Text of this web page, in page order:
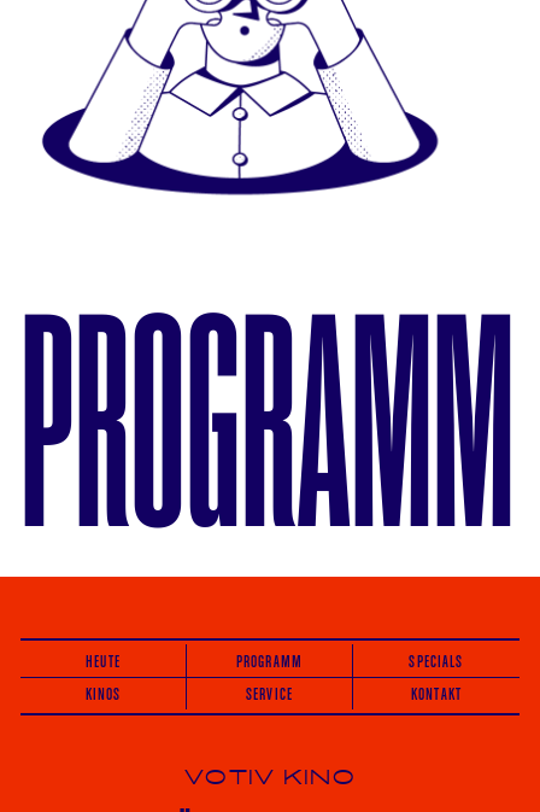
PROGRAMM
HEUTE PROGRAMM
SPECIALS
KINOS
SERVICE KONTAKT
VOTIV KINO